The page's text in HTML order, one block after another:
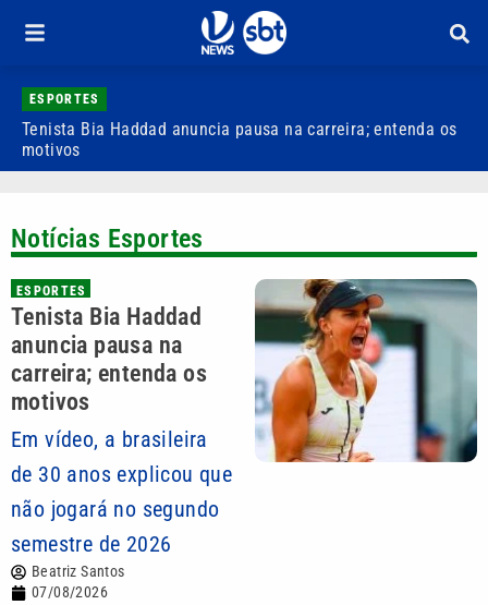
ESPORTES
Tenista Bia Haddad anuncia pausa na carreira; entenda os
motivos
Notícias Esportes
ESPORTES
Tenista Bia Haddad
anuncia pausa na
carreira; entenda os
motivos
Em vídeo, a brasileira
de 30 anos explicou que
não jogará no segundo
semestre de 2026
Beatriz Santos
07/08/2026